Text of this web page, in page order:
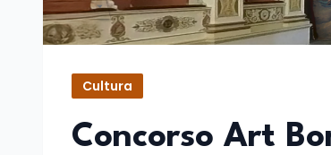
Cultura
Concorso Art